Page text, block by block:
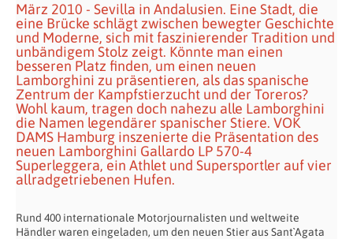
März 2010 - Sevilla in Andalusien. Eine Stadt, die
eine Brücke schlägt zwischen bewegter Geschichte
und Moderne, sich mit faszinierender Tradition und
unbändigem Stolz zeigt. Könnte man einen
besseren Platz finden, um einen neuen
Lamborghini zu präsentieren, als das spanische
Zentrum der Kampfstierzucht und der Toreros?
Wohl kaum, tragen doch nahezu alle Lamborghini
die Namen legendärer spanischer Stiere. VOK
DAMS Hamburg inszenierte die Präsentation des
neuen Lamborghini Gallardo LP 570-4
Superleggera, ein Athlet und Supersportler auf vier
allradgetriebenen Hufen.
Rund 400 internationale Motorjournalisten und weltweite
Händler waren eingeladen, um den neuen Stier aus Sant`Agata